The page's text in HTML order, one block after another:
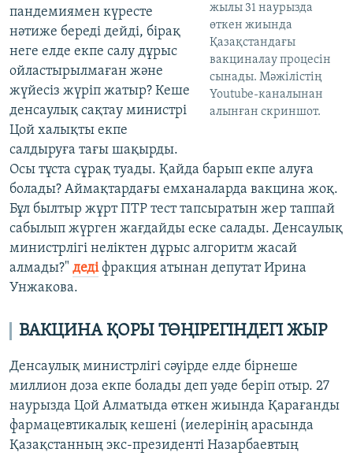
жылы 31 наурызда
өткен жиында
Қазақстандағы
вакциналау процесін
сынады. Мәжілістің
Youtube-каналынан
алынған скриншот.
пандемиямен күресте
нәтиже береді дейді, бірақ
неге елде екпе салу дұрыс
ойластырылмаған және
жүйесіз жүріп жатыр? Кеше
денсаулық сақтау министрі
Цой халықты екпе
салдыруға тағы шақырды.
Осы тұста сұрақ туады. Қайда барып екпе алуға
болады? Аймақтардағы емханаларда вакцина жоқ.
Бұл былтыр жұрт ПТР тест тапсыратын жер таппай
сабылып жүрген жағдайды еске салады. Денсаулық
министрлігі неліктен дұрыс алгоритм жасай
алмады?" дедіфракция атынан депутат Ирина
Унжакова.
ВАКЦИНА ҚОРЫ ТӨҢІРЕГІНДЕГІ ЖЫР
Денсаулық министрлігі сәуірде елде бірнеше
миллион доза екпе болады деп уәде беріп отыр. 27
наурызда Цой Алматыда өткен жиында Қарағанды
фармацевтикалық кешені (иелерінің арасында
Қазақстанның экс-президенті Назарбаевтың